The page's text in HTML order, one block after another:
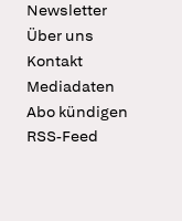
Newsletter
Über uns
Kontakt
Mediadaten
Abo kündigen
RSS-Feed